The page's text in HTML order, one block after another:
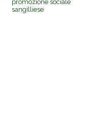
promozione sociale
sangilliese